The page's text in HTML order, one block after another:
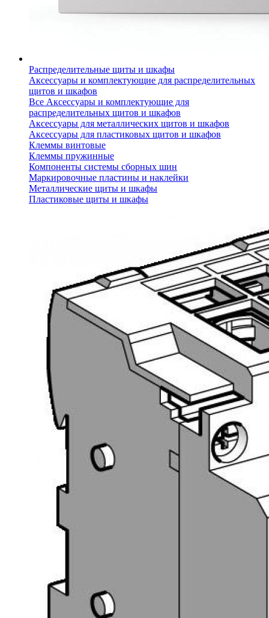
Распределительные щиты и шкафы
Аксессуары и комплектующие для распределительных
щитов и шкафов
Все Аксессуары и комплектующие для
распределительных щитов и шкафов
Аксессуары для металлических щитов и шкафов
Аксессуары для пластиковых щитов и шкафов
Клеммы винтовые
Клеммы пружинные
Компоненты системы сборных шин
Маркировочные пластины и наклейки
Металлические щиты и шкафы
Пластиковые щиты и шкафы